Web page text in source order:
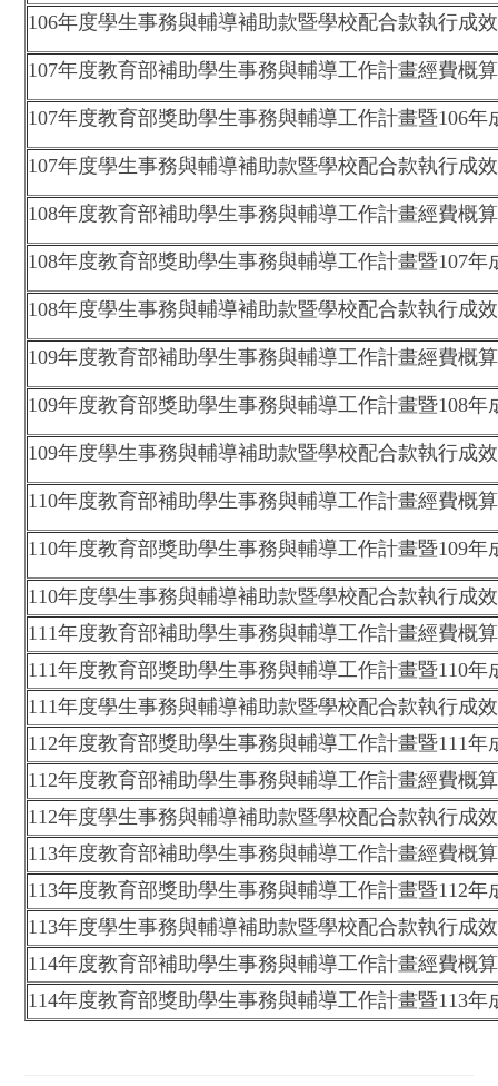
106年度學生事務與輔導補助款暨學校配合款執行成
107年度教育部補助學生事務與輔導工作計畫經費概
107年度教育部獎助學生事務與輔導工作計畫暨106
107年度學生事務與輔導補助款暨學校配合款執行成
108年度教育部補助學生事務與輔導工作計畫經費概
108年度教育部獎助學生事務與輔導工作計畫暨107
108年度學生事務與輔導補助款暨學校配合款執行成
109年度教育部補助學生事務與輔導工作計畫經費概
109年度教育部獎助學生事務與輔導工作計畫暨108
109年度學生事務與輔導補助款暨學校配合款執行成
110年度教育部補助學生事務與輔導工作計畫經費概
110年度教育部獎助學生事務與輔導工作計畫暨109
110年度學生事務與輔導補助款暨學校配合款執行成
111年度教育部補助學生事務與輔導工作計畫經費概
111年度教育部獎助學生事務與輔導工作計畫暨110
111年度學生事務與輔導補助款暨學校配合款執行成
112年度教育部獎助學生事務與輔導工作計畫暨111
112年度教育部補助學生事務與輔導工作計畫經費概
112年度學生事務與輔導補助款暨學校配合款執行成
113年度教育部補助學生事務與輔導工作計畫經費概
113年度教育部獎助學生事務與輔導工作計畫暨112
113年度學生事務與輔導補助款暨學校配合款執行成
114年度教育部補助學生事務與輔導工作計畫經費概
114年度教育部獎助學生事務與輔導工作計畫暨113